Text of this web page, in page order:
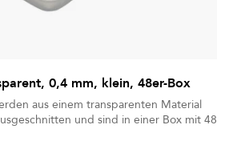
0,4 mm, klein, 48er-Box
aus einem transparenten Material
und sind in einer Box mit 48